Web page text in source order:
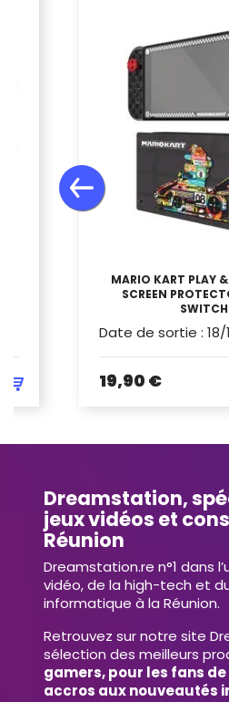
MARIO KART PLAY
SCREEN
SWITCH
Date de sortie : 18/
19,90 €
Dreamstation,
jeux vidéos et
Réunion
Dreamstation.re n°1 dans
vidéo, de la high-tech et
informatique à la Réunion.
Retrouvez sur notre site
sélection des meilleurs
gamers, pour les fans
accros aux nouveautés